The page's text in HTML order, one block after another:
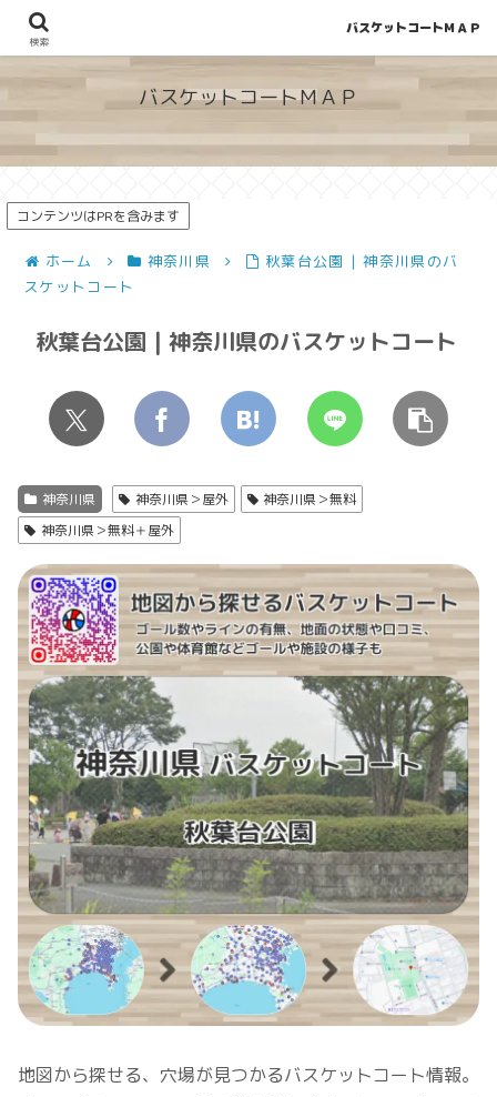
地図から探せる！穴場が見つかるバスケットコート情報
バスケットコートＭＡＰ
コンテンツはPRを含みます
ホーム 神奈川県
秋葉台公園 | 神奈川県のバ
スケットコート
秋葉台公園 | 神奈川県のバスケットコート
神奈川県 神奈川県＞屋外
神奈川県＞無料
神奈川県＞無料＋屋外
地図から探せる、穴場が見つかるバスケットコート情報。
検索
バスケットコートＭＡＰ